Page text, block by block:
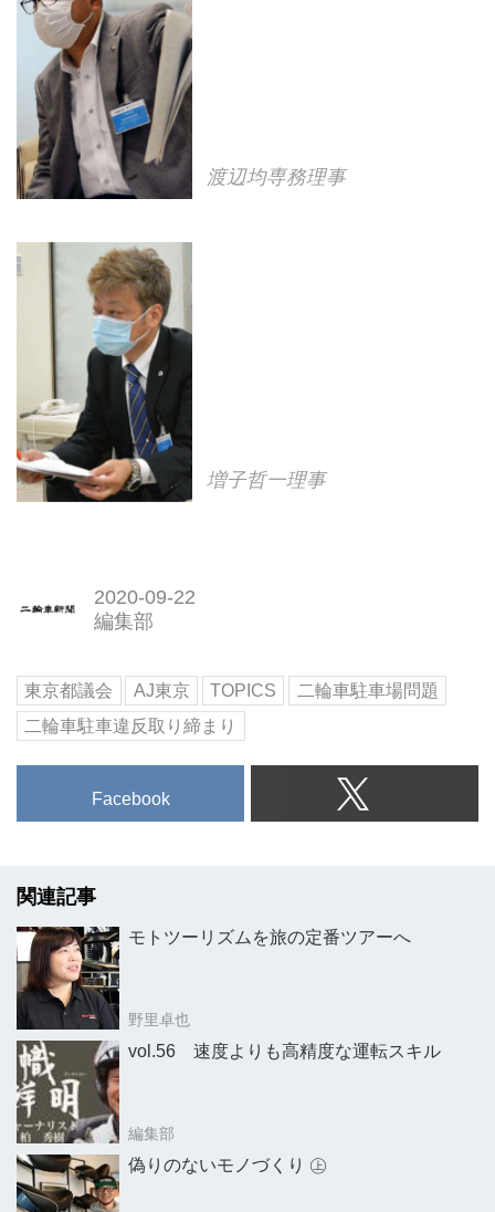
渡辺均専務理事
増子哲一理事
2020-09-22
編集部
東京都議会 AJ東京 TOPICS
二輪車駐車場問題
二輪車駐車違反取り締まり
Facebook
関連記事
モトツーリズムを旅の定番ツアーへ
野里卓也
vol.56 速度よりも高精度な運転スキル
編集部
偽りのないモノづくり ㊤